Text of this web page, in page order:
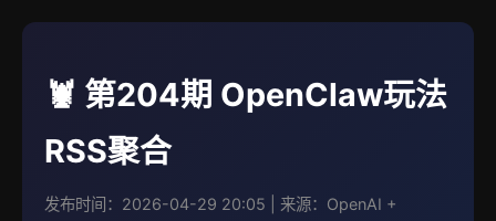
🦞 第204期 OpenClaw玩法
RSS聚合
发布时间：2026-04-29 20:05 | 来源：OpenAI +